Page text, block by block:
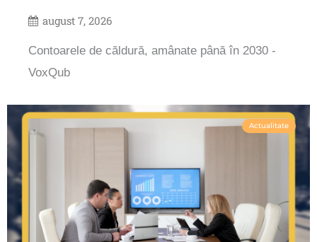
august 7, 2026
Contoarele de căldură, amânate până în 2030 -
VoxQub
Actualitate